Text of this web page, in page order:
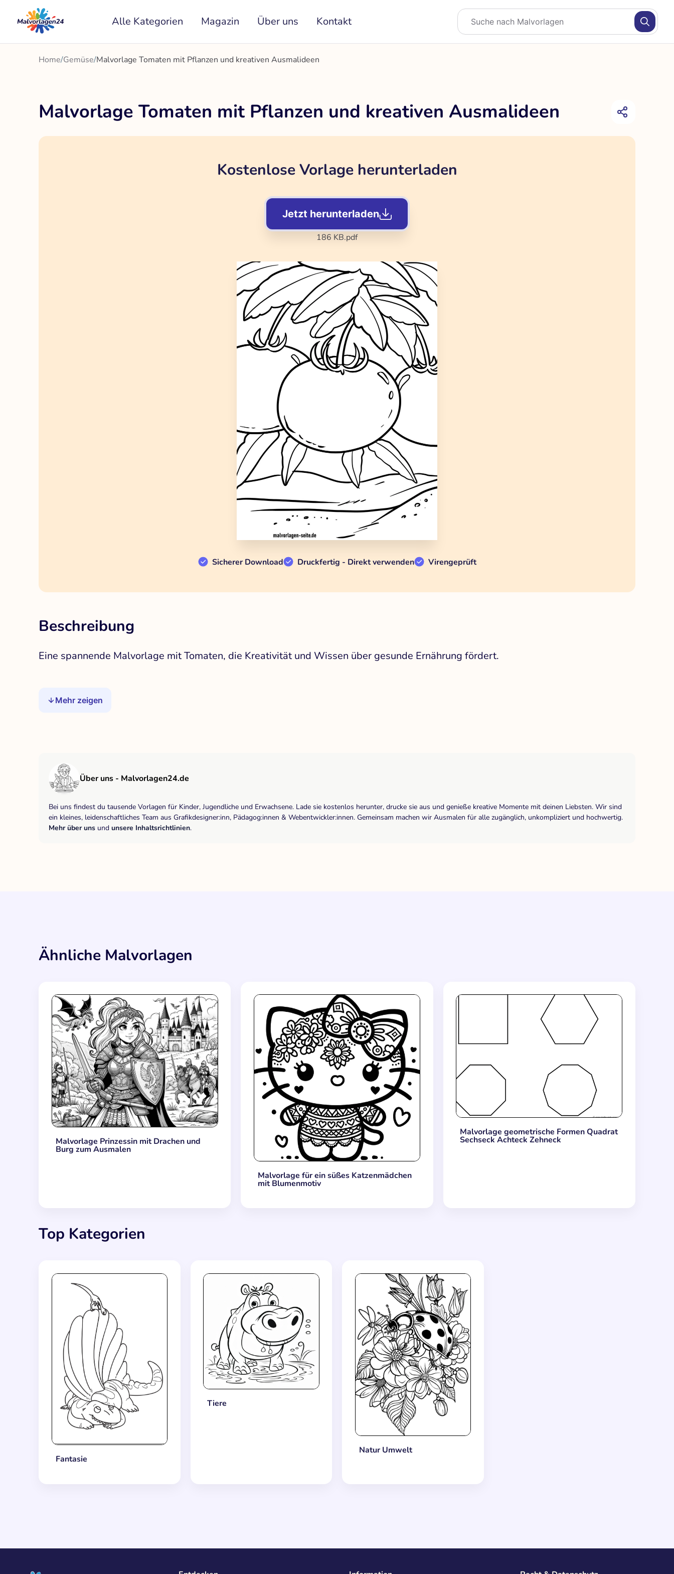
Inhalt
springen
Alle Kategorien Magazin Über uns Kontakt
Home/Gemüse/Malvorlage Tomaten mit Pflanzen und kreativen Ausmalideen
Malvorlage Tomaten mit Pflanzen und kreativen Ausmalideen
Kostenlose Vorlage herunterladen
Jetzt herunterladen
186 KB.pdf
Sicherer Download Druckfertig - Direkt verwenden Virengeprüft
Beschreibung
Eine spannende Malvorlage mit Tomaten, die Kreativität und Wissen über gesunde Ernährung fördert.
Mehr zeigen
Über uns - Malvorlagen24.de
Bei uns findest du tausende Vorlagen für Kinder, Jugendliche und Erwachsene. Lade sie kostenlos herunter, drucke sie aus und genieße kreative Momente mit deinen Liebsten. Wir sind
ein kleines, leidenschaftliches Team aus Grafikdesigner:inn, Pädagog:innen & Webentwickler:innen. Gemeinsam machen wir Ausmalen für alle zugänglich, unkompliziert und hochwertig.
Mehr über uns und unsere Inhaltsrichtlinien.
Ähnliche Malvorlagen
Malvorlage Prinzessin mit Drachen und
Burg zum Ausmalen
Malvorlage für ein süßes Katzenmädchen
mit Blumenmotiv
Malvorlage geometrische Formen Quadrat
Sechseck Achteck Zehneck
Top Kategorien
Fantasie
Tiere
Natur Umwelt